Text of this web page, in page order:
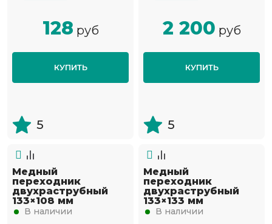
128 руб
КУПИТЬ
5
2 200 руб
КУПИТЬ
5
Медный
переходник
двухраструбный
133×108 мм
В наличии
Медный
переходник
двухраструбный
133×133 мм
В наличии